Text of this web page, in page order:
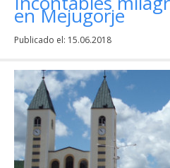
en Mejugorje
Publicado el: 15.06.2018